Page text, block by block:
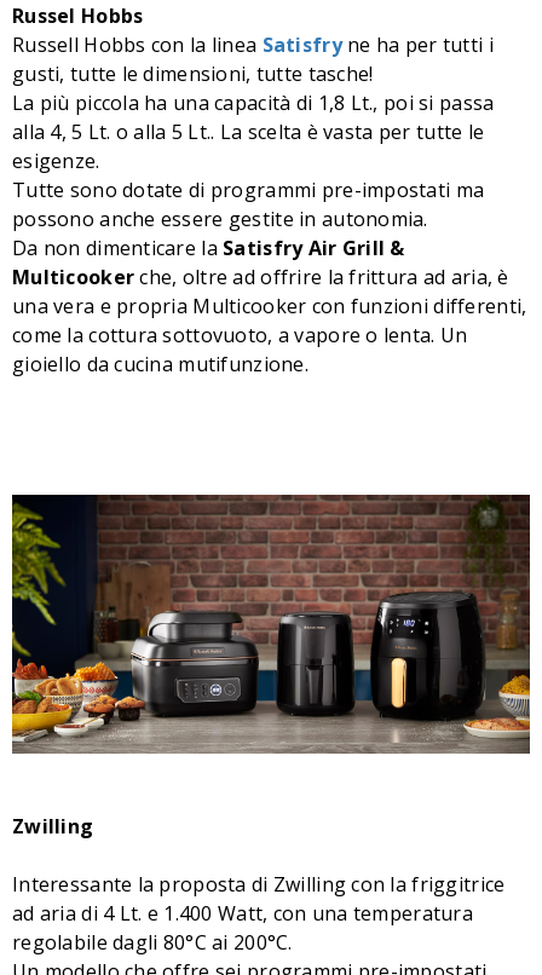
Russel Hobbs
Russell Hobbs con la linea Satisfry ne ha per tutti i
gusti, tutte le dimensioni, tutte tasche!
La più piccola ha una capacità di 1,8 Lt., poi si passa
alla 4, 5 Lt. o alla 5 Lt.. La scelta è vasta per tutte le
esigenze.
Tutte sono dotate di programmi pre-impostati ma
possono anche essere gestite in autonomia.
Da non dimenticare la Satisfry Air Grill &
Multicookerche, oltre ad offrire la frittura ad aria, è
una vera e propria Multicooker con funzioni differenti,
come la cottura sottovuoto, a vapore o lenta. Un
gioiello da cucina mutifunzione.
Zwilling
Interessante la proposta di Zwilling con la friggitrice
ad aria di 4 Lt. e 1.400 Watt, con una temperatura
regolabile dagli 80°C ai 200°C.